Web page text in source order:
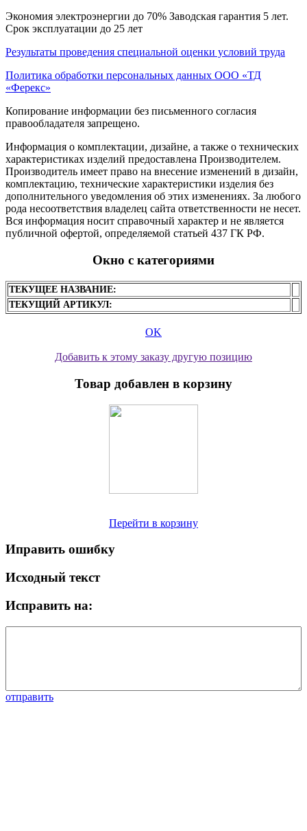
Экономия электроэнергии до 70% Заводская гарантия 5 лет.
Срок эксплуатации до 25 лет
Результаты проведения специальной оценки условий труда
Политика обработки персональных данных ООО «ТД
«Ферекс»
Копирование информации без письменного согласия
правообладателя запрещено.
Информация о комплектации, дизайне, а также о технических
характеристиках изделий предоставлена Производителем.
Производитель имеет право на внесение изменений в дизайн,
комплектацию, технические характеристики изделия без
дополнительного уведомления об этих изменениях. За любого
рода несоответствия владелец сайта ответственности не несет.
Вся информация носит справочный характер и не является
публичной офертой, определяемой статьей 437 ГК РФ.
Окно с категориями
ТЕКУЩЕЕ НАЗВАНИЕ:
ТЕКУЩИЙ АРТИКУЛ:
OK
Добавить к этому заказу другую позицию
Товар добавлен в корзину
Перейти в корзину
Иправить ошибку
Исходный текст
Исправить на:
отправить